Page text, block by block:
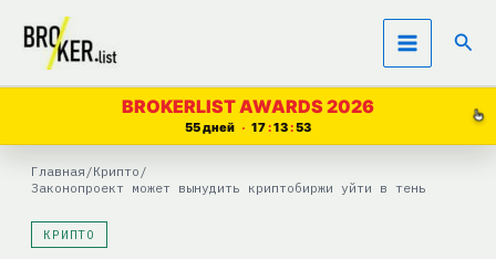
Перейти
содержимому
BROKERLIST AWARDS 2026
55 дней 17 13 53
Главная /Крипто /
Законопроект может вынудить криптобиржи уйти в тень
КРИПТО